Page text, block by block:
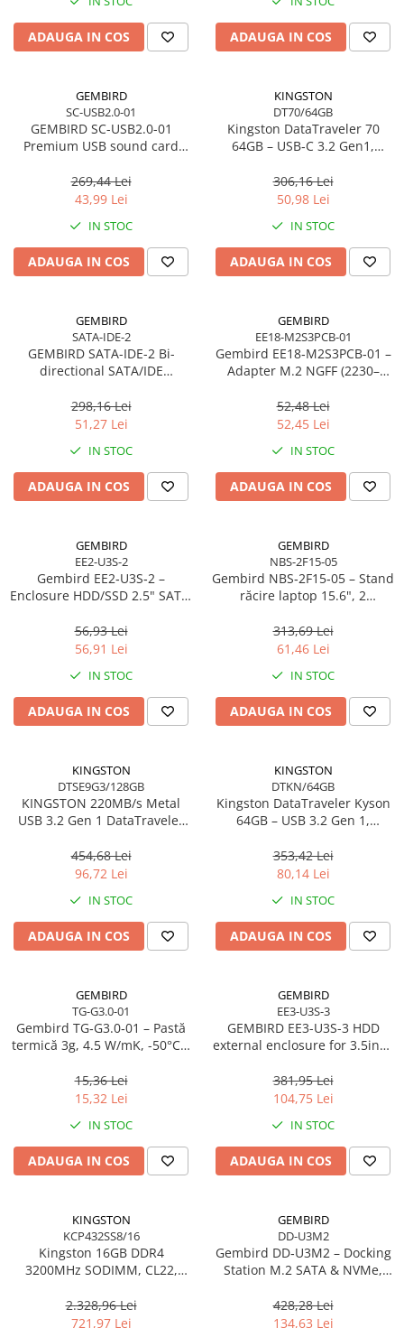
Imprimante Large Format Printer
(LFP)
Plottere & Scannere
Scannere
Scannere Documente
Caști & Microfoane
Microfoane & Reportofoane
Display & signage
Ecrane Digital Signage
Ecrane Touchscreen Digital Signage
Proiectoare
Proiectoare Business
Proiectoare Consumer
Memorii RAM
Memorii Laptop
Surse de alimentare
Surse de Alimentare PC
Ventilatoare & Sisteme de Răcire
Ventilatoare & Sisteme de Răcire
Accesorii componente
Unități optice
Blu-Ray, CD/DVD & Floppy Drives
Hub-uri USB
Genți & Rucsacuri
Rucsacuri & Genți Laptop
Kit-uri Tastatura si Mouse
Prize cu Protecție
USB & Card Readers
Cititoare de Carduri Usb
ADAUGA IN COS ADAUGA IN COS
GEMBIRD
SC-USB2.0-01
GEMBIRD SC-USB2.0-01
Premium USB sound card
269,44 Lei
43,99 Lei
IN STOC
ADAUGA IN COS
KINGSTON
DT70/64GB
Kingston DataTraveler 70
64GB – USB‑C 3.2 Gen1,
DT70/64GB
306,16 Lei
50,98 Lei
IN STOC
ADAUGA IN COS
GEMBIRD
SATA-IDE-2
GEMBIRD SATA-IDE-2 Bi-
directional SATA/IDE
298,16 Lei
51,27 Lei
IN STOC
ADAUGA IN COS
GEMBIRD
EE18-M2S3PCB-01
Gembird EE18‑M2S3PCB‑01 –
Adapter M.2 NGFF (2230–
52,48 Lei
52,45 Lei
IN STOC
ADAUGA IN COS
GEMBIRD
EE2-U3S-2
Gembird EE2‑U3S‑2 –
Enclosure HDD/SSD 2.5" SATA,
56,93 Lei
56,91 Lei
IN STOC
ADAUGA IN COS
GEMBIRD
NBS-2F15-05
Gembird NBS‑2F15‑05 – Stand
răcire laptop 15.6", 2
313,69 Lei
61,46 Lei
IN STOC
ADAUGA IN COS
KINGSTON
DTSE9G3/128GB
KINGSTON 220MB/s Metal
USB 3.2 Gen 1 DataTraveler
454,68 Lei
96,72 Lei
IN STOC
ADAUGA IN COS
KINGSTON
DTKN/64GB
Kingston DataTraveler Kyson
64GB – USB 3.2 Gen 1,
353,42 Lei
80,14 Lei
IN STOC
ADAUGA IN COS
GEMBIRD
TG-G3.0-01
Gembird TG‑G3.0‑01 – Pastă
termică 3g, 4.5 W/mK, -50°C…
15,36 Lei
15,32 Lei
IN STOC
ADAUGA IN COS
GEMBIRD
EE3-U3S-3
GEMBIRD EE3-U3S-3 HDD
external enclosure for 3.5inch
Black
381,95 Lei
104,75 Lei
IN STOC
ADAUGA IN COS
KINGSTON
KCP432SS8/16
Kingston 16GB DDR4
3200MHz SODIMM, CL22,
KCP432SS8/16
2.328,96 Lei
721,97 Lei
GEMBIRD
DD-U3M2
Gembird DD‑U3M2 – Docking
Station M.2 SATA & NVMe,
428,28 Lei
134,63 Lei